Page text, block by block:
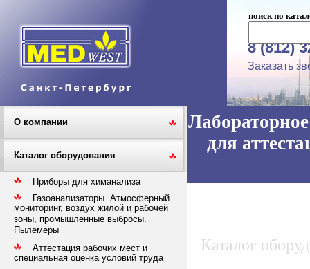
поиск по
8 (812)
Заказать
О компании
Каталог оборудования
Приборы для химанализа
Газоанализаторы. Атмосферный
мониторинг, воздух жилой и рабочей
зоны, промышленные выбросы.
Пылемеры
Аттестация рабочих мест и
специальная оценка условий труда
для
Каталог